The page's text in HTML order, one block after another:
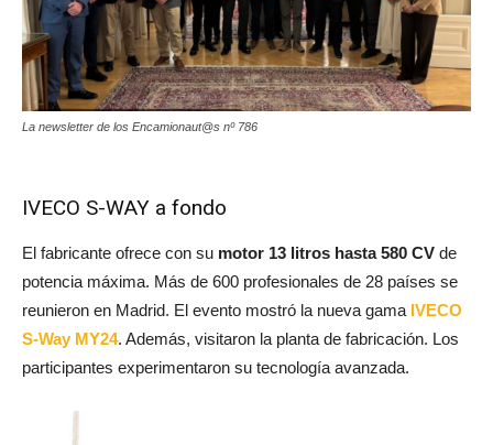
La newsletter de los Encamionaut@s nº 786
IVECO S-WAY a fondo
El fabricante ofrece con su motor 13 litros hasta 580 CV de
potencia máxima. Más de 600 profesionales de 28 países se
reunieron en Madrid. El evento mostró la nueva gama IVECO
S-Way MY24. Además, visitaron la planta de fabricación. Los
participantes experimentaron su tecnología avanzada.